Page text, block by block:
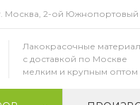
Москва, 2-ой Южнопортовый
Лакокрасочные
с доставкой по Москве
мелким и крупным оптом